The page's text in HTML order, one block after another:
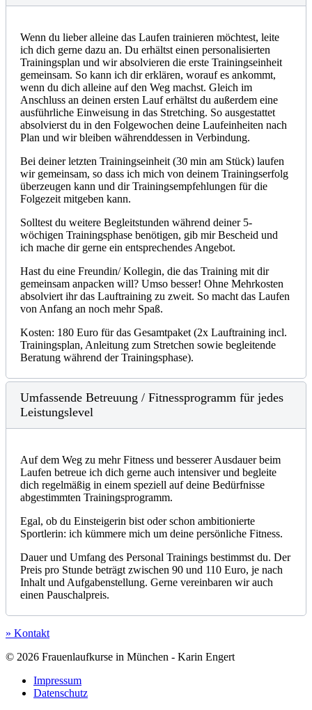
Wenn du lieber alleine das Laufen trainieren möchtest, leite
ich dich gerne dazu an. Du erhältst einen personalisierten
Trainingsplan und wir absolvieren die erste Trainingseinheit
gemeinsam. So kann ich dir erklären, worauf es ankommt,
wenn du dich alleine auf den Weg machst. Gleich im
Anschluss an deinen ersten Lauf erhältst du außerdem eine
ausführliche Einweisung in das Stretching. So ausgestattet
absolvierst du in den Folgewochen deine Laufeinheiten nach
Plan und wir bleiben währenddessen in Verbindung.
Bei deiner letzten Trainingseinheit (30 min am Stück) laufen
wir gemeinsam, so dass ich mich von deinem Trainingserfolg
überzeugen kann und dir Trainingsempfehlungen für die
Folgezeit mitgeben kann.
Solltest du weitere Begleitstunden während deiner 5-
wöchigen Trainingsphase benötigen, gib mir Bescheid und
ich mache dir gerne ein entsprechendes Angebot.
Hast du eine Freundin/ Kollegin, die das Training mit dir
gemeinsam anpacken will? Umso besser! Ohne Mehrkosten
absolviert ihr das Lauftraining zu zweit. So macht das Laufen
von Anfang an noch mehr Spaß.
Kosten: 180 Euro für das Gesamtpaket (2x Lauftraining incl.
Trainingsplan, Anleitung zum Stretchen sowie begleitende
Beratung während der Trainingsphase).
Umfassende Betreuung / Fitnessprogramm für jedes
Leistungslevel
Auf dem Weg zu mehr Fitness und besserer Ausdauer beim
Laufen betreue ich dich gerne auch intensiver und begleite
dich regelmäßig in einem speziell auf deine Bedürfnisse
abgestimmten Trainingsprogramm.
Egal, ob du Einsteigerin bist oder schon ambitionierte
Sportlerin: ich kümmere mich um deine persönliche Fitness.
Dauer und Umfang des Personal Trainings bestimmst du. Der
Preis pro Stunde beträgt zwischen 90 und 110 Euro, je nach
Inhalt und Aufgabenstellung. Gerne vereinbaren wir auch
einen Pauschalpreis.
» Kontakt
© 2026 Frauenlaufkurse in München - Karin Engert
Impressum
Datenschutz